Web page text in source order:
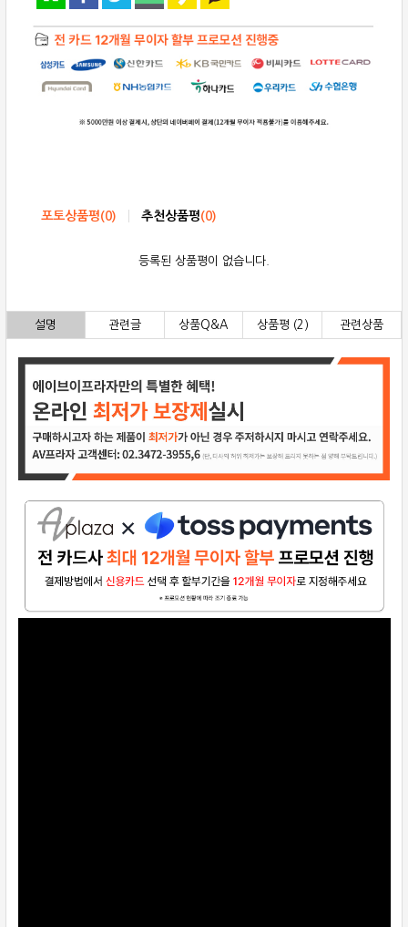
포토상품평(0) 추천상품평(0)
등록된 상품평이 없습니다.
설명 관련글 상품Q&A 상품평 (2) 관련상품